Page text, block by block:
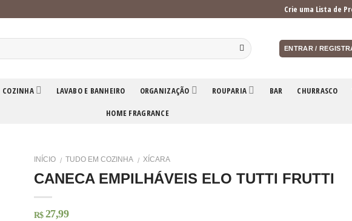
Crie uma Lista de
ENTRAR /
COZINHA LAVABO E BANHEIRO ORGANIZAÇÃO ROUPARIA BAR CHURRASCO
HOME FRAGRANCE
INÍCIO / TUDO EM COZINHA / XÍCARA
CANECA EMPILHÁVEIS ELO TUTTI FRUTTI
R$ 27,99